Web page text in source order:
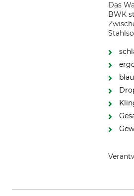
Das
BWK